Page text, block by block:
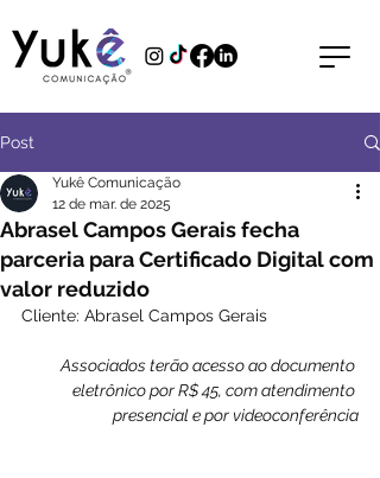
Post
Abrasel Campos Gerais fecha
parceria para Certificado Digital com
valor reduzido
Yukê Comunicação
12 de mar. de 2025
Cliente: Abrasel Campos Gerais
Associados terão acesso ao documento
eletrônico por R$ 45, com atendimento
presencial e por videoconferência